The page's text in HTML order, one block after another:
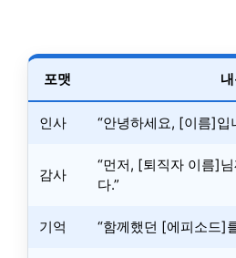
포맷
인사 “안녕하세요, [이름]입
감사
“먼저, [퇴직자 이름]
다.”
기억 “함께했던 [에피소드]